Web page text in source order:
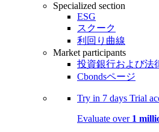
Specialized section
ESG
スクーク
利回り曲線
Market participants
投資銀行および法
Cbondsページ
Try in 7 days Trial
Evaluate over 1